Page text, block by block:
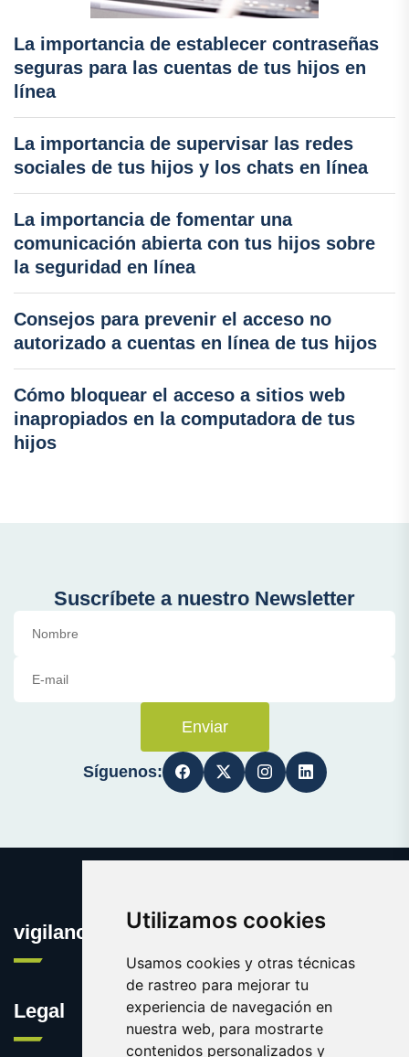
Utilizamos cookies
Usamos cookies y otras técnicas
de rastreo para mejorar tu
experiencia de navegación en
nuestra web, para mostrarte
contenidos personalizados y
La importancia de establecer contraseñas
seguras para las cuentas de tus hijos en
línea
La importancia de supervisar las redes
sociales de tus hijos y los chats en línea
La importancia de fomentar una
comunicación abierta con tus hijos sobre
la seguridad en línea
Consejos para prevenir el acceso no
autorizado a cuentas en línea de tus hijos
Cómo bloquear el acceso a sitios web
inapropiados en la computadora de tus
hijos
Suscríbete a nuestro Newsletter
Enviar
Síguenos:
vigilanciaonline.es
Legal